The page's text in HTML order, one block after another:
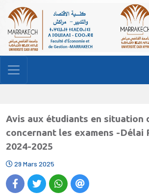
Avis aux étudiants en situation
concernant les examens -Délai
2024-2025
29 Mars 2025